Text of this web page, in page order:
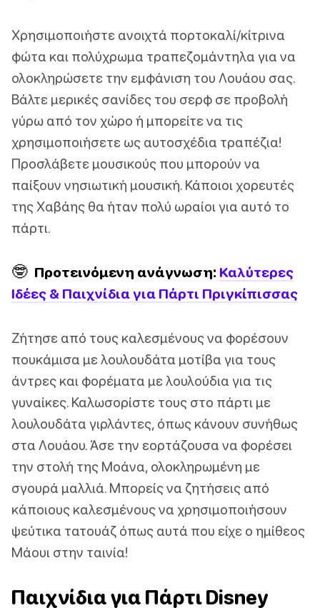
Χρησιμοποιήστε ανοιχτά πορτοκαλί/κίτρινα
φώτα και πολύχρωμα τραπεζομάντηλα για να
ολοκληρώσετε την εμφάνιση του Λουάου σας.
Βάλτε μερικές σανίδες του σερφ σε προβολή
γύρω από τον χώρο ή μπορείτε να τις
χρησιμοποιήσετε ως αυτοσχέδια τραπέζια!
Προσλάβετε μουσικούς που μπορούν να
παίξουν νησιωτική μουσική. Κάποιοι χορευτές
της Χαβάης θα ήταν πολύ ωραίοι για αυτό το
πάρτι.
🤓 Προτεινόμενη ανάγνωση: Καλύτερες
Ιδέες & Παιχνίδια για Πάρτι Πριγκίπισσας
Ζήτησε από τους καλεσμένους να φορέσουν
πουκάμισα με λουλουδάτα μοτίβα για τους
άντρες και φορέματα με λουλούδια για τις
γυναίκες. Καλωσορίστε τους στο πάρτι με
λουλουδάτα γιρλάντες, όπως κάνουν συνήθως
στα Λουάου. Άσε την εορτάζουσα να φορέσει
την στολή της Μοάνα, ολοκληρωμένη με
σγουρά μαλλιά. Μπορείς να ζητήσεις από
κάποιους καλεσμένους να χρησιμοποιήσουν
ψεύτικα τατουάζ όπως αυτά που είχε ο ημίθεος
Μάουι στην ταινία!
Παιχνίδια για Πάρτι Disney